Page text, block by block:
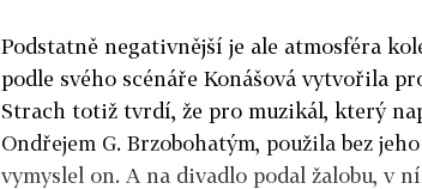
Podstatně negativnější je ale atmosféra
podle svého scénáře Konášová vytvořila
Strach totiž tvrdí, že pro muzikál, který
Ondřejem G. Brzobohatým, použila bez
vymyslel on. A na divadlo podal žalobu, v